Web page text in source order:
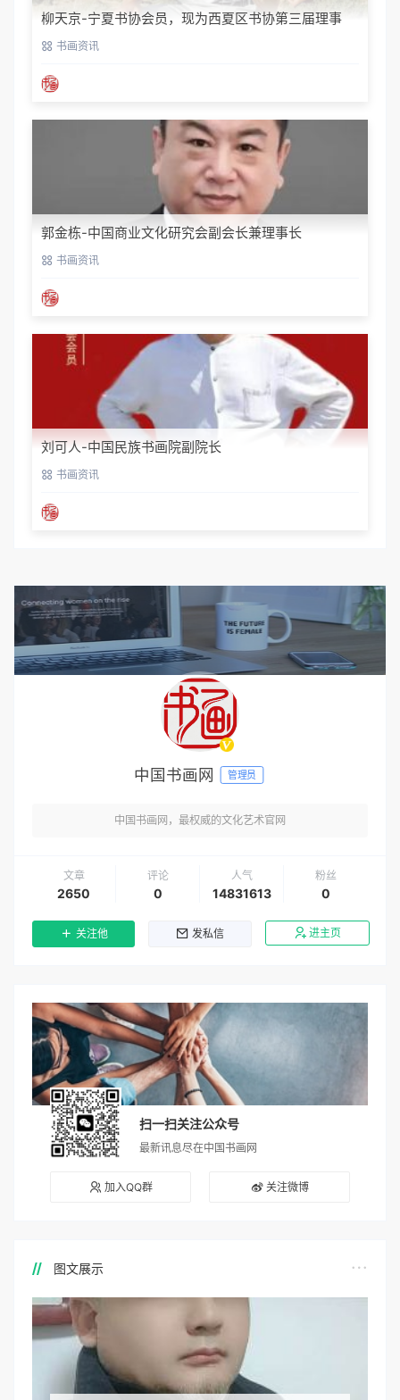
柳天京-宁夏书协会员，现为西夏区书协第三届理事
书画资讯
郭金栋-中国商业文化研究会副会长兼理事长
书画资讯
刘可人-中国民族书画院副院长
书画资讯
中国书画网 管理员
中国书画网，最权威的文化艺术官网
文章
2650
评论
0
人气
14831613
粉丝
0
关注他 发私信 进主页
扫一扫关注公众号
最新讯息尽在中国书画网
加入QQ群 关注微博
图文展示